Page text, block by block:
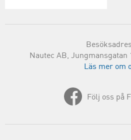
Nautec AB, Jungmansgatan
Läs mer om
Följ oss på